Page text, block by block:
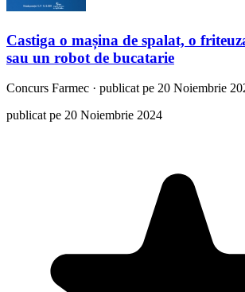
Castiga o mașina de spalat, o
sau un robot de bucatarie
Concurs Farmec · publicat pe 20 Noiembrie
publicat pe 20 Noiembrie 2024